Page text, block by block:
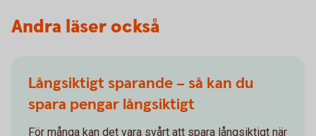
Andra läser också
Långsiktigt sparande – så kan du
spara pengar långsiktigt
För många kan det vara svårt att spara långsiktigt när